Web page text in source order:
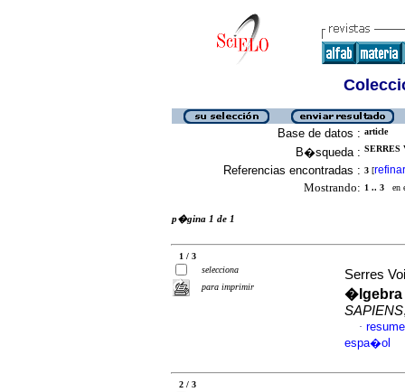
Base de datos : article
B�squeda : SERRES
Referencias encontradas : 3 [refinar
Mostrando: 1 .. 3 en
p�gina 1 de 1
1 / 3
selecciona
para imprimir
Serres
�lgebra
SAPIENS
·
espa�ol
2 / 3